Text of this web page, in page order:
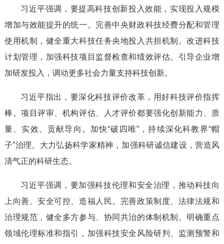
习近平强调，要提高科技创新投入效能，实现投入规模
增加与效能提升的统一。完善中央财政科技经费分配和管理
使用机制，健全重大科技任务央地投入共担机制。改进科技
计划管理，加强科技项目监督检查和绩效评估。引导企业增
加研发投入，调动更多社会力量支持科技创新。
习近平指出，要深化科技评价改革，用好科技评价指挥
棒。项目评审、机构评估、人才评价都要强化创新能力、质
量、实效、贡献导向。加快“破四唯”，持续深化科教界“帽
子”治理。大力弘扬科学家精神，加强科研诚信建设，营造风
清气正的科研生态。
习近平强调，要加强科技伦理和安全治理，推动科技向
上向善、安全可控、造福人民。完善政策制度、法律法规和
治理规范，健全多方参与、协同共治的体制机制。明确重点
领域伦理标准和指引，加强科技安全风险研判、监测预警和